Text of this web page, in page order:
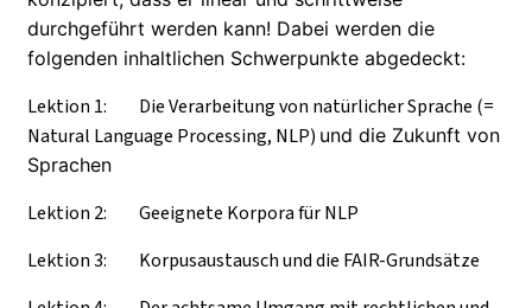
durchgeführt werden kann! Dabei werden die
folgenden inhaltlichen Schwerpunkte abgedeckt:
Lektion 1: Die Verarbeitung von natürlicher Sprache (=
Natural Language Processing, NLP) und die Zukunft von
Sprachen
Lektion 2: Geeignete Korpora für NLP
Lektion 3: Korpusaustausch und die FAIR-Grundsätze